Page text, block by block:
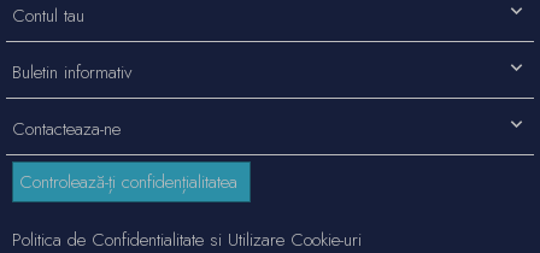
Contacteaza-ne
Contul tau
Buletin informativ
Controlează-ți confidențialitatea
Politica de Confidentialitate si Utilizare Cookie-uri